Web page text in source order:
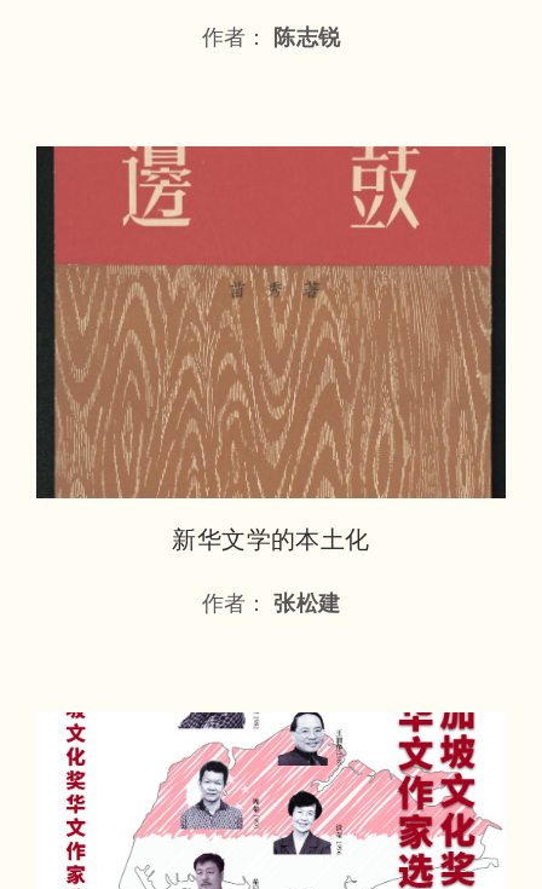
作者： 陈志锐
新华文学的本土化
作者：张松建